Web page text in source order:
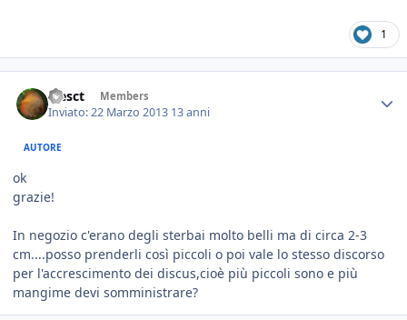
1
alesct Members
Inviato:22 Marzo 2013 13 anni
AUTORE
ok
grazie!
In negozio c'erano degli sterbai molto belli ma di circa 2-3
cm....posso prenderli così piccoli o poi vale lo stesso discorso
per l'accrescimento dei discus,cioè più piccoli sono e più
mangime devi somministrare?